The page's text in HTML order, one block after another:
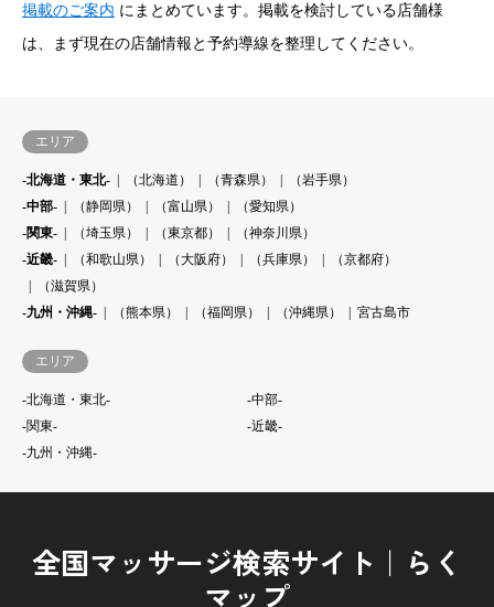
掲載のご案内 にまとめています。掲載を検討している店舗様
は、まず現在の店舗情報と予約導線を整理してください。
エリア
-北海道・東北- （北海道） （青森県）
（岩手県）
-中部-
（静岡県） （富山県）
（愛知県）
-関東-
（埼玉県） （東京都）
（神奈川県）
-近畿-
（和歌山県） （大阪府） （兵庫県）
（京都府）
（滋賀県）
-九州・沖縄-
（熊本県） （福岡県） （沖縄県） 宮古島市
エリア
-北海道・東北-
-中部-
-関東-
-近畿-
-九州・沖縄-
全国マッサージ検索サイト｜らく
マップ